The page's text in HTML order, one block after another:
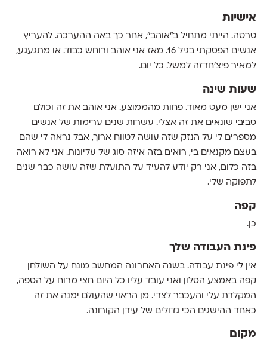
אישיות
טרטה. הייתי מתחיל ב״אוהב״, אחר כך באה ההערכה. להעריץ
אנשים הפסקתי בגיל 16. מאז אני אוהב ורוחש כבוד. או מתגעגע,
למאיר פיצ׳חדזה למשל. כל יום.
שעות שינה
אני ישן מעט מאוד. פחות מהממוצע. אני אוהב את זה וכולם
סביבי שונאים את זה אצלי. עשרות שנים ערימות של אנשים
מספרים לי על הנזק שזה עושה לטווח ארוך, אבל נראה לי שהם
בעצם מקנאים בי, רואים בזה איזה סוג של עליונות. אני לא רואה
בזה כלום, אני רק יודע להעיד על התועלת שזה עושה כבר שנים
לתפוקה שלי.
קפה
כן.
פינת העבודה שלך
אין לי פינת עבודה. בשנה האחרונה המחשב מונח על השולחן
קפה באמצע הסלון ואני עובד עליו כל היום חצי מרוח על הספה,
המקלדת עלי והעכבר לצדי. מן הראוי שהעולם ימנה את זה
כאחד ההישגים הכי גדולים של עידן הקורונה.
מקום